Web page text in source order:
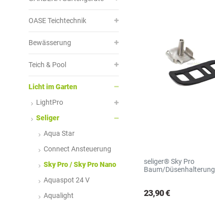
OASE Teichtechnik
Bewässerung
Teich & Pool
Licht im Garten
LightPro
Seliger
Aqua Star
Connect Ansteuerung
Sky Pro / Sky Pro Nano
Aquaspot 24 V
Aqualight
seliger® Sky Pro
Baum/Düsenhalterung
23,90 €